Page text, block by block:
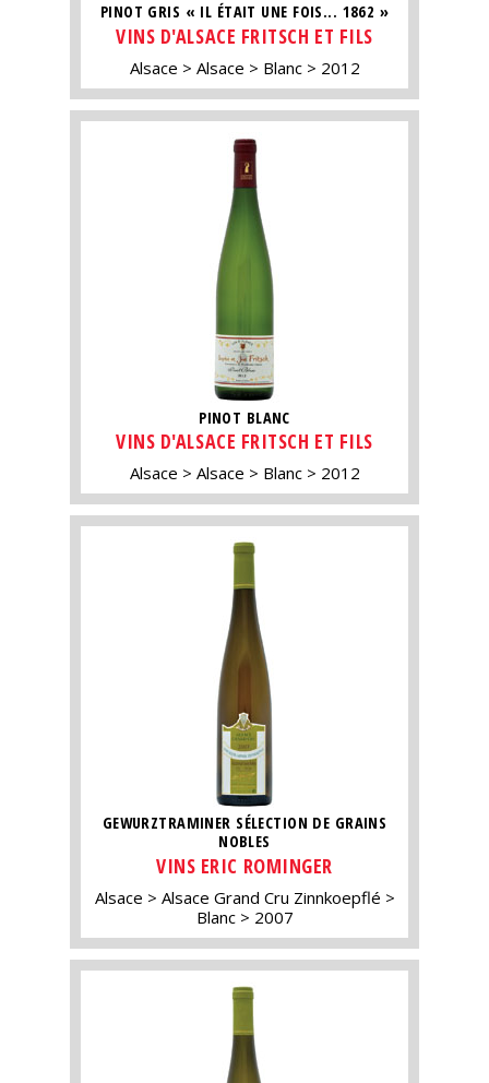
PINOT GRIS « IL ÉTAIT UNE FOIS... 1862 »
VINS D'ALSACE FRITSCH ET FILS
Alsace Alsace Blanc 2012
PINOT BLANC
VINS D'ALSACE FRITSCH ET FILS
Alsace Alsace Blanc 2012
GEWURZTRAMINER SÉLECTION DE GRAINS
NOBLES
VINS ERIC ROMINGER
Alsace
Alsace Grand Cru Zinnkoepflé
Blanc
2007